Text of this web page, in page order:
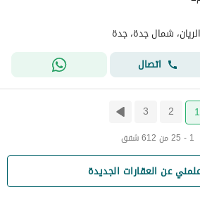
شمال جدة، جدة
اتصال
1
2
3
1 - 25 من 612 شقق
عن العقارات الجديدة